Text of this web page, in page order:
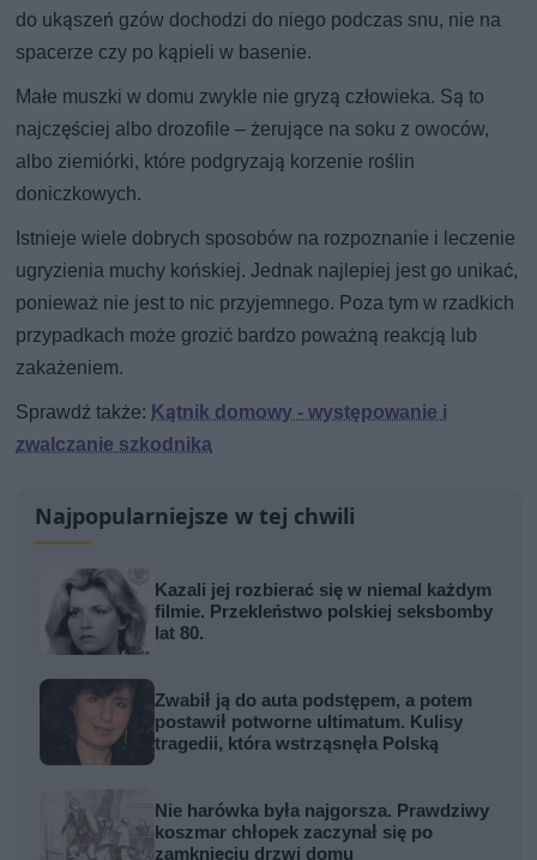
do ukąszeń gzów dochodzi do niego podczas snu, nie na
spacerze czy po kąpieli w basenie.
Małe muszki w domu zwykle nie gryzą człowieka. Są to
najczęściej albo drozofile – żerujące na soku z owoców,
albo ziemiórki, które podgryzają korzenie roślin
doniczkowych.
Istnieje wiele dobrych sposobów na rozpoznanie i leczenie
ugryzienia muchy końskiej. Jednak najlepiej jest go unikać,
ponieważ nie jest to nic przyjemnego. Poza tym w rzadkich
przypadkach może grozić bardzo poważną reakcją lub
zakażeniem.
Sprawdź także: Kątnik domowy - występowanie i
zwalczanie szkodnika
Najpopularniejsze w tej chwili
Kazali jej rozbierać się w niemal każdym
filmie. Przekleństwo polskiej seksbomby
lat 80.
Zwabił ją do auta podstępem, a potem
postawił potworne ultimatum. Kulisy
tragedii, która wstrząsnęła Polską
Nie harówka była najgorsza. Prawdziwy
koszmar chłopek zaczynał się po
zamknięciu drzwi domu